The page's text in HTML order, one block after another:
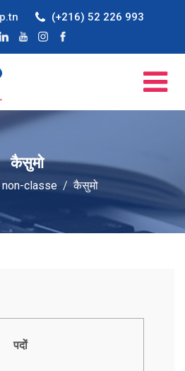
(+216) 52 226 993
कैसुमो
non-classe कैसुमो
पदों